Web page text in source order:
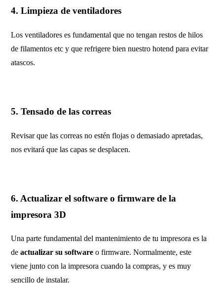
4. Limpieza de ventiladores
Los ventiladores es fundamental que no tengan restos de hilos
de filamentos etc y que refrigere bien nuestro hotend para evitar
atascos.
5. Tensado de las correas
Revisar que las correas no estén flojas o demasiado apretadas,
nos evitará que las capas se desplacen.
6. Actualizar el software o firmware de la
impresora 3D
Una parte fundamental del mantenimiento de tu impresora es la
deactualizar su software o firmware. Normalmente, este
viene junto con la impresora cuando la compras, y es muy
sencillo de instalar.